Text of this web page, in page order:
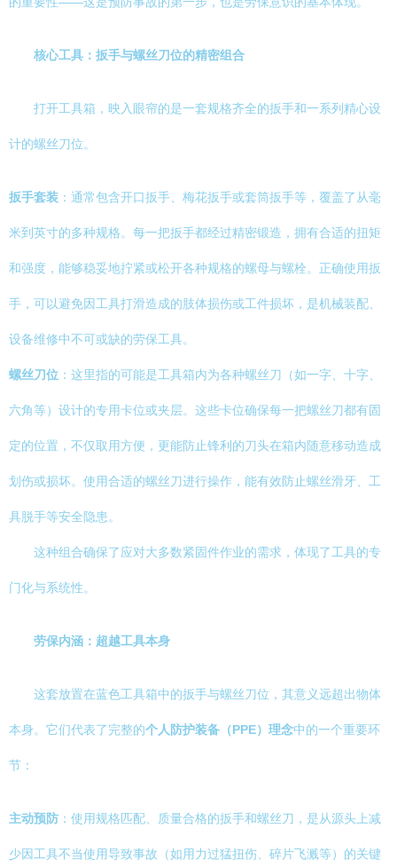
核心工具：扳手与螺丝刀位的精密组合
打开工具箱，映入眼帘的是一套规格齐全的扳手和一系列精心设
计的螺丝刀位。
扳手套装 ：通常包含开口扳手、梅花扳手或套筒扳手等，覆盖了从毫
米到英寸的多种规格。每一把扳手都经过精密锻造，拥有合适的扭矩
和强度，能够稳妥地拧紧或松开各种规格的螺母与螺栓。正确使用扳
手，可以避免因工具打滑造成的肢体损伤或工件损坏，是机械装配、
设备维修中不可或缺的劳保工具。
螺丝刀位 ：这里指的可能是工具箱内为各种螺丝刀（如一字、十字、
六角等）设计的专用卡位或夹层。这些卡位确保每一把螺丝刀都有固
定的位置，不仅取用方便，更能防止锋利的刀头在箱内随意移动造成
划伤或损坏。使用合适的螺丝刀进行操作，能有效防止螺丝滑牙、工
具脱手等安全隐患。
这种组合确保了应对大多数紧固件作业的需求，体现了工具的专
门化与系统性。
劳保内涵：超越工具本身
这套放置在蓝色工具箱中的扳手与螺丝刀位，其意义远超出物体
本身。它们代表了完整的个人防护装备（PPE）理念中的一个重要环
节：
主动预防 ：使用规格匹配、质量合格的扳手和螺丝刀，是从源头上减
少因工具不当使用导致事故（如用力过猛扭伤、碎片飞溅等）的关键